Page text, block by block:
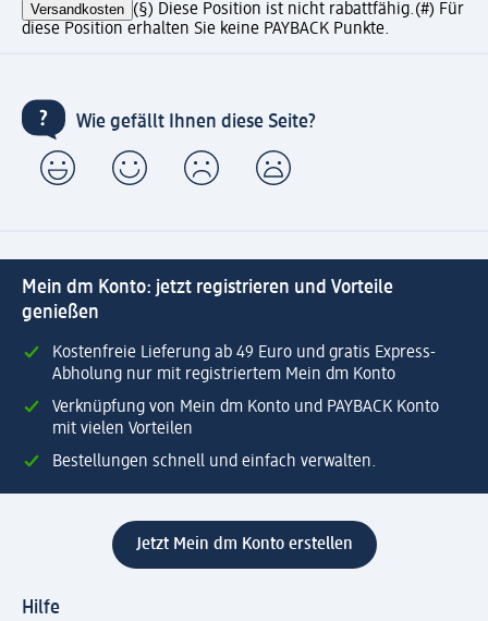
Versandkosten (§) Diese Position ist nicht rabattfähig.(#) Für
diese Position erhalten Sie keine PAYBACK Punkte.
Wie gefällt Ihnen diese Seite?
Mein dm Konto: jetzt registrieren und Vorteile
genießen
Kostenfreie Lieferung ab 49 Euro und gratis Express-
Abholung nur mit registriertem Mein dm Konto
Verknüpfung von Mein dm Konto und PAYBACK Konto
mit vielen Vorteilen
Bestellungen schnell und einfach verwalten.
Jetzt Mein dm Konto erstellen
Hilfe